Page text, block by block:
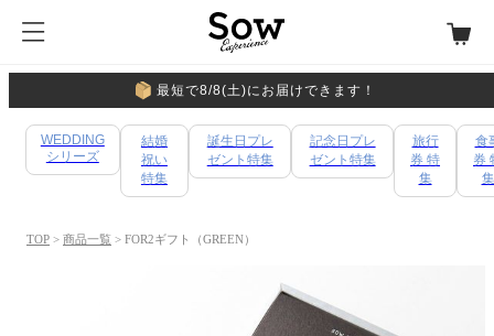
最短で8/8(土)にお届けできます！
WEDDING
シリーズ
結婚
祝い
特集
誕生日プレ
ゼント特集
記念日プレ
ゼント特集
旅行
券 特
集
食
券
集
TOP > 商品一覧 > FOR2ギフト（GREEN）